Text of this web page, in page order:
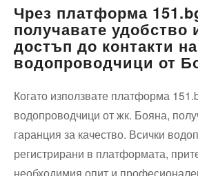
Чрез платформа
получавате удобство
достъп до контакти
водопроводчици от
Когато използвате платформа
водопроводчици от жк. Бояна,
гаранция за качество. Всички
регистрирани в платформата,